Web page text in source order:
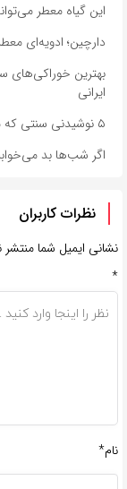
این گیاه معطر
دارچین؛ ادویه‌ای
بهترین خوراکی‌های
ایرانی
۵ نوشیدنی سنتی که مثل کولر برای بدن عمل می‌کنند
اگر شب‌ها بد
نظرات کاربران
نشانی ایمیل شما
*
نام*